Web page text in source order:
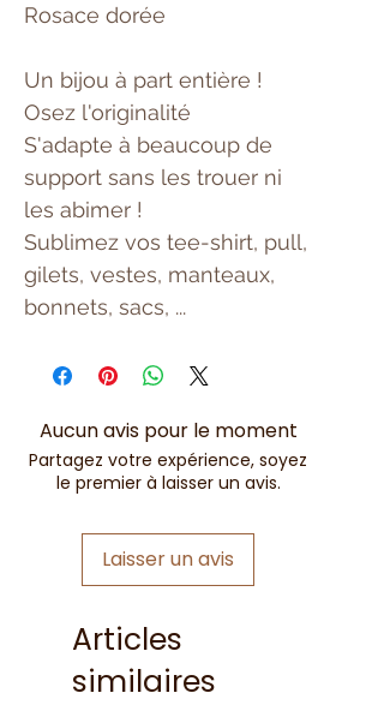
Rosace dorée
Un bijou à part entière !
Osez l'originalité
S'adapte à beaucoup de
support sans les trouer ni
les abimer !
Sublimez vos tee-shirt, pull,
gilets, vestes, manteaux,
bonnets, sacs, ...
Aucun avis pour le moment
Partagez votre expérience, soyez
le premier à laisser un avis.
Laisser un avis
Articles
similaires